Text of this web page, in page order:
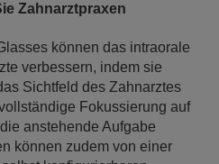
Zahnarztpraxen
können das intraorale
verbessern, indem sie
Sichtfeld des Zahnarztes
Fokussierung auf
anstehende Aufgabe
können zudem von einer